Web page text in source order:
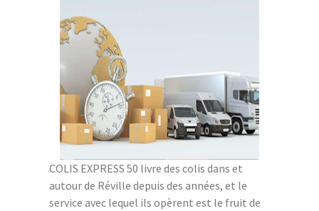
COLIS EXPRESS 50 livre des colis dans et
autour de Réville depuis des années, et le
service avec lequel ils opèrent est le fruit de